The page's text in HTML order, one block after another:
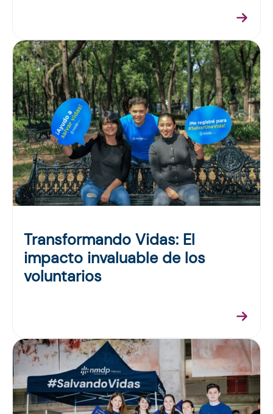
Transformando Vidas: El
impacto invaluable de los
voluntarios